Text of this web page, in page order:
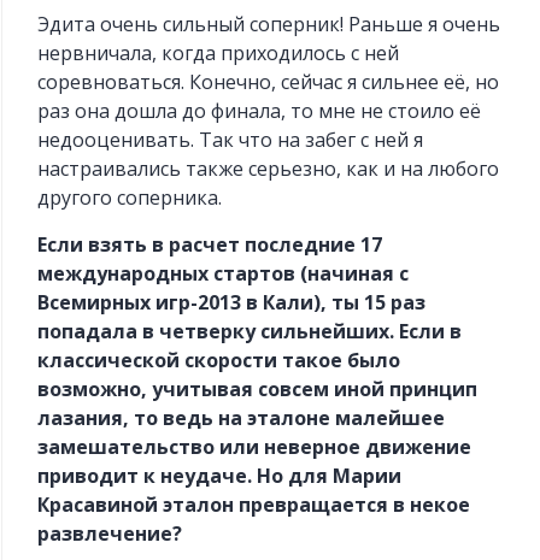
Эдита очень сильный соперник! Раньше я очень
нервничала, когда приходилось с ней
соревноваться. Конечно, сейчас я сильнее её, но
раз она дошла до финала, то мне не стоило её
недооценивать. Так что на забег с ней я
настраивались также серьезно, как и на любого
другого соперника.
Если взять в расчет последние 17
международных стартов (начиная с
Всемирных игр-2013 в Кали), ты 15 раз
попадала в четверку сильнейших. Если в
классической скорости такое было
возможно, учитывая совсем иной принцип
лазания, то ведь на эталоне малейшее
замешательство или неверное движение
приводит к неудаче. Но для Марии
Красавиной эталон превращается в некое
развлечение?